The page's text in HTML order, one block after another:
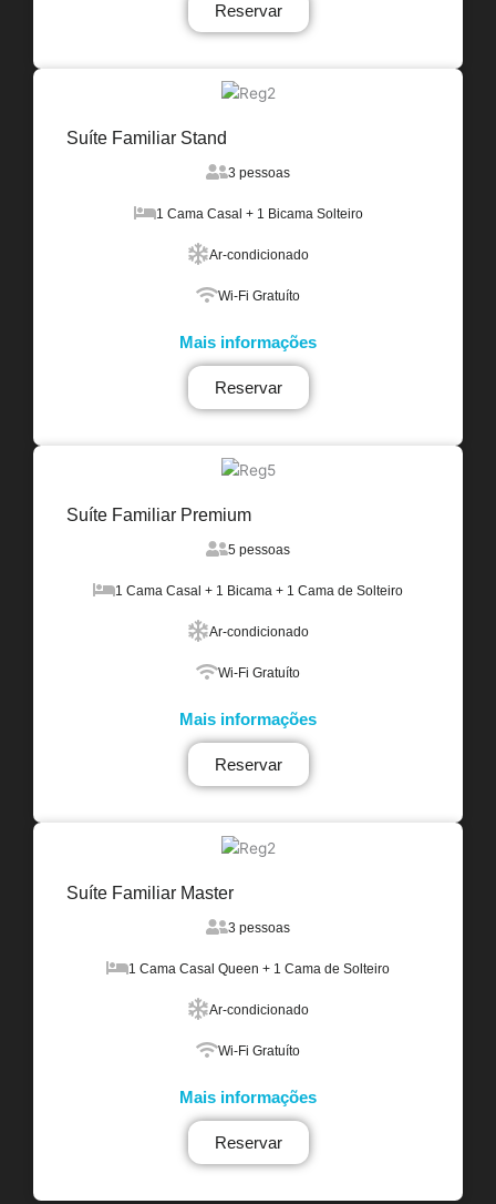
Reservar
Suíte Familiar Stand
3 pessoas
1 Cama Casal + 1 Bicama Solteiro
Ar-condicionado
Wi-Fi Gratuíto
Mais informações
Reservar
Suíte Familiar Premium
5 pessoas
1 Cama Casal + 1 Bicama + 1 Cama de Solteiro
Ar-condicionado
Wi-Fi Gratuíto
Mais informações
Reservar
Suíte Familiar Master
3 pessoas
1 Cama Casal Queen + 1 Cama de Solteiro
Ar-condicionado
Wi-Fi Gratuíto
Mais informações
Reservar